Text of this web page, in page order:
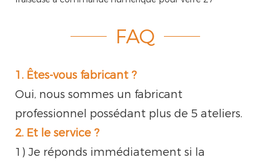
FAQ
1. Êtes-vous fabricant ?
Oui, nous sommes un fabricant
professionnel possédant plus de 5 ateliers.
2. Et le service ?
1) Je réponds immédiatement si la